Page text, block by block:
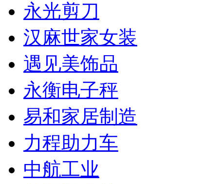
永光剪刀
汉麻世家女装
遇见美饰品
永衡电子秤
易和家居制造
力程助力车
中航工业